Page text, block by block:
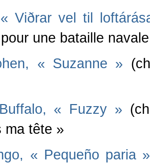
Viðrar vel til
une bataille
« Suzanne »
« Fuzzy »
ma tête »
« Pequeño paria »